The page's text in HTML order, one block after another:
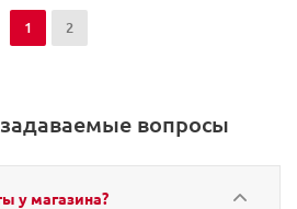
1 2
задаваемые вопросы
у магазина?